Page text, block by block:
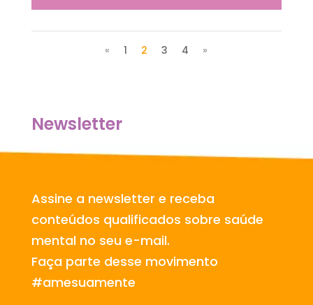
« 1 2 3 4 »
Newsletter
Assine a newsletter e receba
conteúdos qualificados sobre saúde
mental no seu e-mail.
Faça parte desse movimento
#amesuamente